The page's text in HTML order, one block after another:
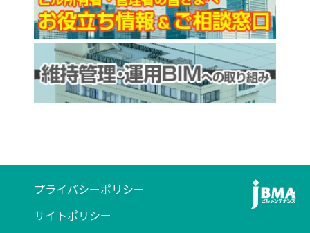
プライバシーポリシー
サイトポリシー